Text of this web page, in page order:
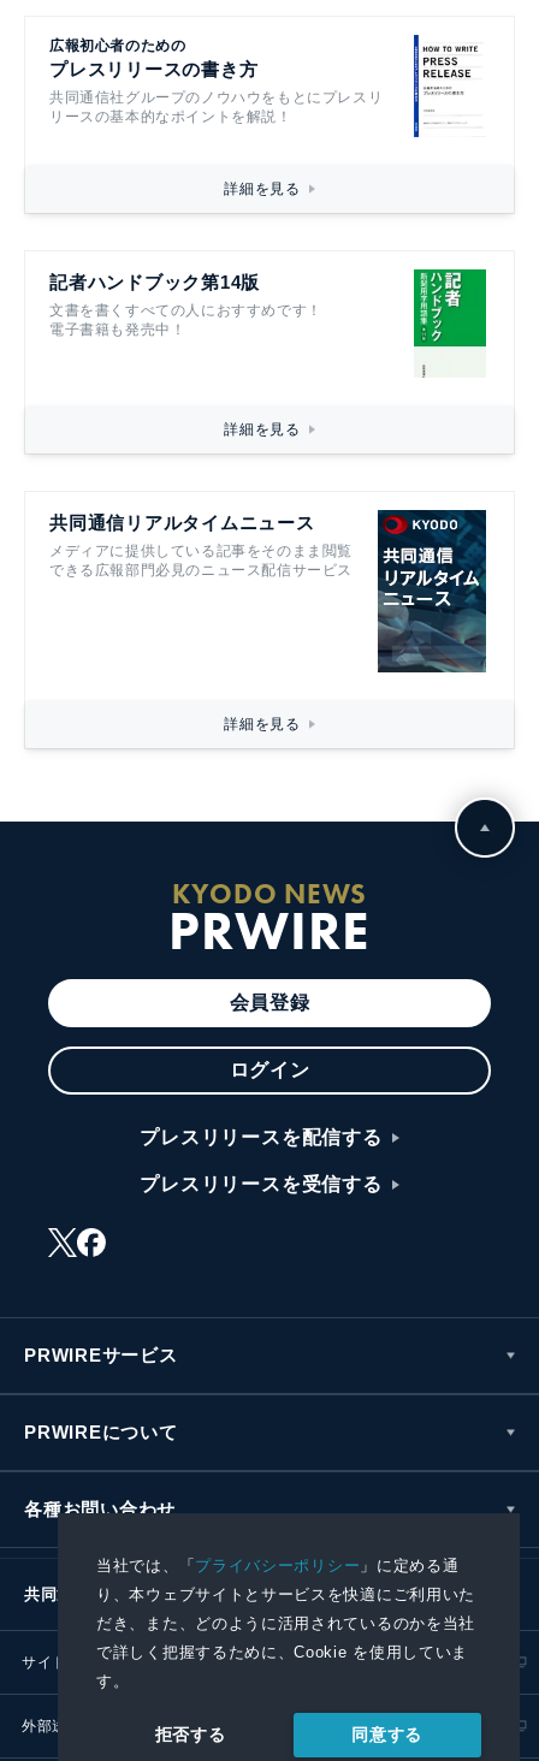
当社では、「プライバシーポリシー 」に定める通
り、本ウェブサイトとサービスを快適にご利用いた
だき、また、どのように活用されているのかを当社
で詳しく把握するために、Cookie を使用していま
す。
拒否する 同意する
広報初心者のための
プレスリリースの書き方
共同通信社グループのノウハウをもとにプレスリ
リースの基本的なポイントを解説！
詳細を見る
記者ハンドブック第14版
文書を書くすべての人におすすめです！
電子書籍も発売中！
詳細を見る
共同通信リアルタイムニュース
メディアに提供している記事をそのまま閲覧
できる広報部門必見のニュース配信サービス
詳細を見る
KYODO NEWS
PRWIRE
会員登録
ログイン
プレスリリースを配信する
プレスリリースを受信する
PRWIREサービス
PRWIREについて
各種お問い合わせ
共同通信社グループ
サイトポリシー プライバシーポリシー
外部送信ポリシー プレスリリース取扱基準